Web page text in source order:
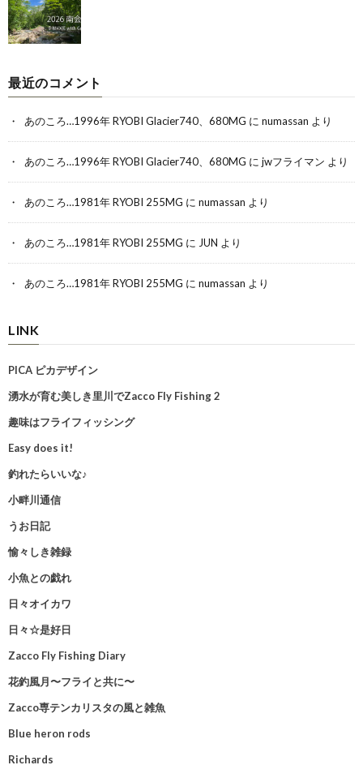
最近のコメント
あのころ…1996年 RYOBI Glacier740、680MG に numassan より
あのころ…1996年 RYOBI Glacier740、680MG に jwフライマン より
あのころ…1981年 RYOBI 255MG に numassan より
あのころ…1981年 RYOBI 255MG に JUN より
あのころ…1981年 RYOBI 255MG に numassan より
LINK
PICA ピカデザイン
湧水が育む美しき里川でZacco Fly Fishing 2
趣味はフライフィッシング
Easy does it!
釣れたらいいな♪
小畔川通信
うお日記
愉々しき雑録
小魚との戯れ
日々オイカワ
日々☆是好日
Zacco Fly Fishing Diary
花釣風月〜フライと共に〜
Zacco専テンカリスタの風と雑魚
Blue heron rods
Richards